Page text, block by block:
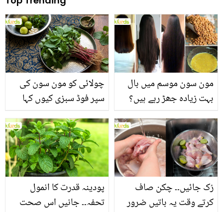
چولائی کو مون سون کی
سپر فوڈ سبزی کیوں کہا
منرلز اور اینٹی آکسیڈنٹس
سے بھرپور اس سبزی کے
فائدے
مون سون موسم میں بال
بہت زیادہ جھڑ رہے ہیں؟
بنانے کے چند قدرتی طریقے
پودینہ قدرت کا انمول
تحفہ۔۔ جانیں اس صحت
رُک جائیں۔۔ چکن صاف
کرتے وقت یہ باتیں ضرور